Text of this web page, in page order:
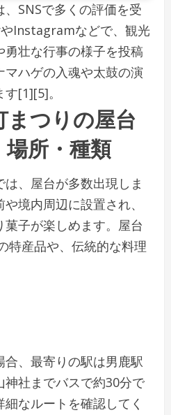
SNSで多くの評価を受
Instagramなどで、観光
壮な行事の様子を投稿
マハゲの入魂や太鼓の演
[1][5]。
つりの屋台
所・種類
、屋台が多数出現しま
境内周辺に設置され、
子が楽しめます。屋台
特産品や、伝統的な料理
、最寄りの駅は男鹿駅
神社までバスで約30分で
なルートを確認してく